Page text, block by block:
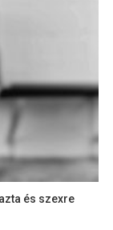
és szexre